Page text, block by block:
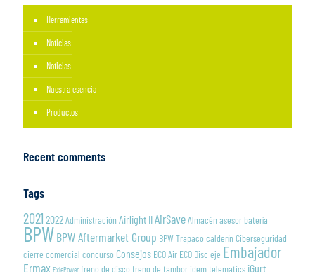
Herramientas
Noticias
Noticias
Nuestra esencia
Productos
Recent comments
Tags
2021 2022Administración Airlight IIAirSaveAlmacén asesor batería
BPWBPW Aftermarket Group BPW Trapaco calderín Ciberseguridad
cierre comercial concurso Consejos ECO Air ECO Disc eje Embajador
Ermax ExlePower freno de disco freno de tambor idem telematics iGurt